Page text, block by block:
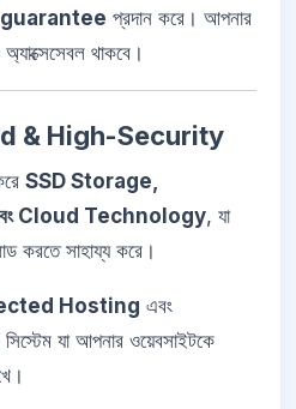
প্রদান করে। আপনার
থাকবে।
& High-Security
SSD Storage,
Cloud Technology, যা
করতে সাহায্য করে।
Hosting এবং
সিস্টেম যা আপনার ওয়েবসাইটকে